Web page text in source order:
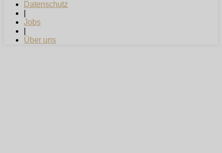
Datenschutz
Jobs
Über uns